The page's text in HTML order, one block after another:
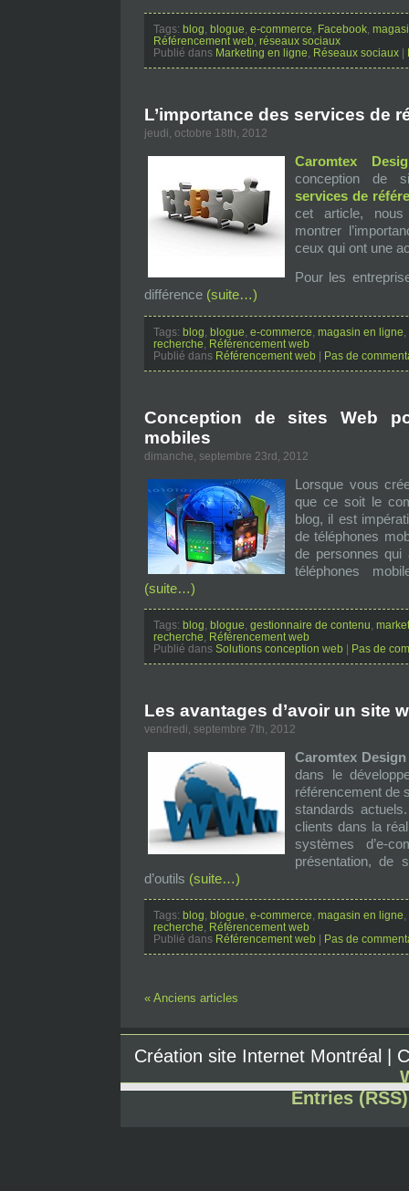
Tags: blog blogue e-commerce Facebook
Référencement web réseaux sociaux
Publié dans Marketing en ligne Réseaux sociaux |
L’importance des services de
jeudi, octobre 18th, 2012
Caromtex
conception de
services de
cet article,
montrer
ceux qui ont une
Pour les
différence (suite…)
Tags: blog blogue e-commerce magasin en ligne
recherche
Référencement web
Publié dans Référencement web | Pas de
Conception de sites Web
mobiles
dimanche, septembre 23rd, 2012
Lorsque vous
que ce soit le
blog, il est
de téléphones
de personnes qui
téléphones
(suite…)
Tags: blog blogue gestionnaire de contenu
recherche
Référencement web
Publié dans Solutions conception web | Pas de
Les avantages d’avoir un site
vendredi, septembre 7th, 2012
Caromtex Design
dans le
référencement de
standards
clients dans la
systèmes d’e-
présentation, de
d’outils (suite…)
Tags: blog blogue e-commerce magasin en ligne
recherche
Référencement web
Publié dans Référencement web Pas de
« Anciens articles
Création site Internet Montréal |
Entries (RSS)